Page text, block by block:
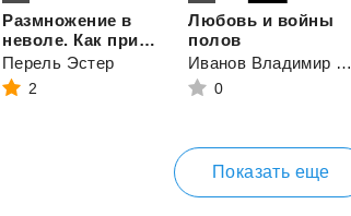
Размножение в
неволе. Как примирить эротику и быт
Перель Эстер
2
Любовь и войны
полов
Иванов Владимир Николаевич
0
Показать еще